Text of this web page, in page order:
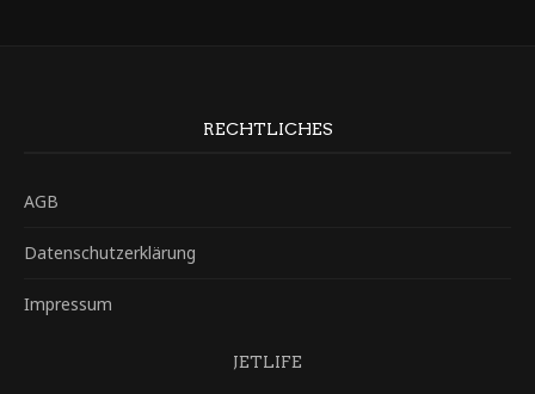
RECHTLICHES
AGB
Datenschutzerklärung
Impressum
JETLIFE